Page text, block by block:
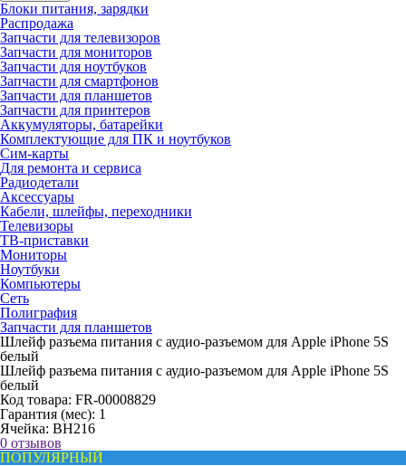
Блоки питания, зарядки
Распродажа
Запчасти для телевизоров
Запчасти для мониторов
Запчасти для ноутбуков
Запчасти для смартфонов
Запчасти для планшетов
Запчасти для принтеров
Аккумуляторы, батарейки
Комплектующие для ПК и ноутбуков
Сим-карты
Для ремонта и сервиса
Радиодетали
Аксессуары
Кабели, шлейфы, переходники
Телевизоры
ТВ-приставки
Мониторы
Ноутбуки
Компьютеры
Сеть
Полиграфия
Запчасти для планшетов
Шлейф разъема питания с аудио-разъемом для Apple iPhone 5S
белый
Шлейф разъема питания с аудио-разъемом для Apple iPhone 5S
белый
Код товара: FR-00008829
Гарантия (мес): 1
Ячейка: BH216
0 отзывов
ПОПУЛЯРНЫЙ